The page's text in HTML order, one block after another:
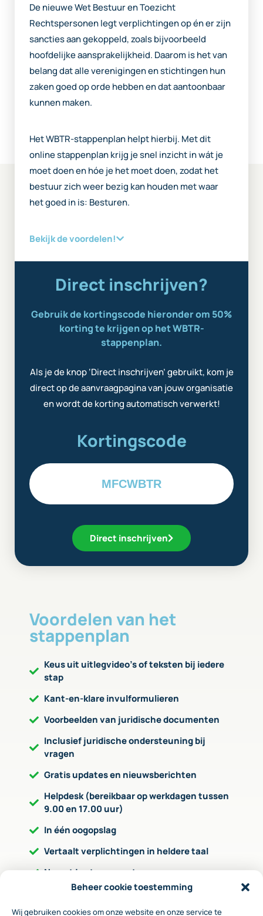
Beheer cookie toestemming
Wij gebruiken cookies om onze website en onze service te
De nieuwe Wet Bestuur en Toezicht
Rechtspersonen legt verplichtingen op én er zijn
sancties aan gekoppeld, zoals bijvoorbeeld
hoofdelijke aansprakelijkheid. Daarom is het van
belang dat alle verenigingen en stichtingen hun
zaken goed op orde hebben en dat aantoonbaar
kunnen maken.
Het WBTR-stappenplan helpt hierbij. Met dit
online stappenplan krijg je snel inzicht in wát je
moet doen en hóe je het moet doen, zodat het
bestuur zich weer bezig kan houden met waar
het goed in is: Besturen.
Bekijk de voordelen!
Direct inschrijven?
Gebruik de kortingscode hieronder om 50%
korting te krijgen op het WBTR-
stappenplan.
Als je de knop ‘Direct inschrijven’ gebruikt, kom je
direct op de aanvraagpagina van jouw organisatie
en wordt de korting automatisch verwerkt!
Kortingscode
MFCWBTR
Direct inschrijven
Voordelen van het
stappenplan
Keus uit uitlegvideo’s of teksten bij iedere
stap
Kant-en-klare invulformulieren
Voorbeelden van juridische documenten
Inclusief juridische ondersteuning bij
vragen
Gratis updates en nieuwsberichten
Helpdesk (bereikbaar op werkdagen tussen
9.00 en 17.00 uur)
In één oogopslag
Vertaalt verplichtingen in heldere taal
Neemt je stap voor stap mee
Geeft aan op welke wijze je de verplichting
kunt invullen